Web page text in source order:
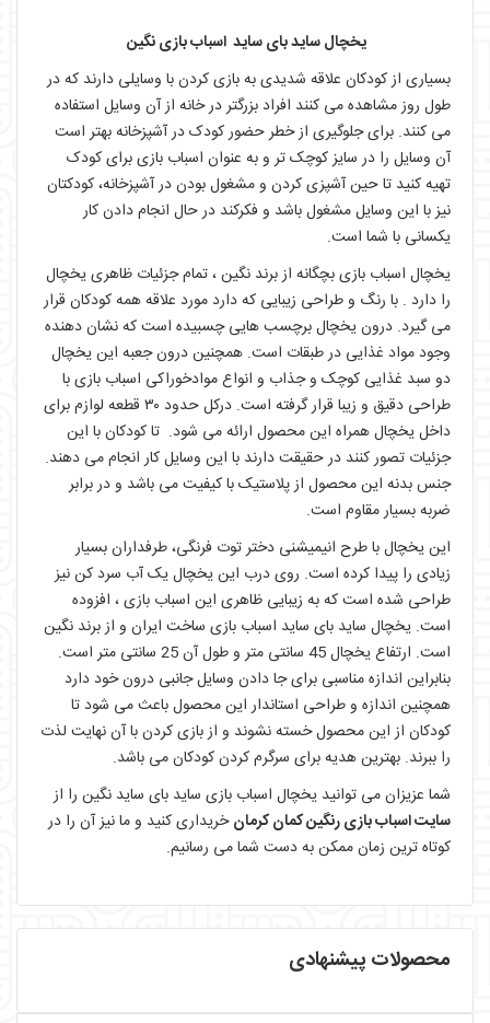
یخچال ساید بای ساید اسباب بازی نگین
بسیاری از کودکان علاقه شدیدی به بازی کردن با وسایلی دارند که در
طول روز مشاهده می کنند افراد بزرگتر در خانه از آن وسایل استفاده
می کنند. برای جلوگیری از خطر حضور کودک در آشپزخانه بهتر است
آن وسایل را در سایز کوچک تر و به عنوان اسباب بازی برای کودک
تهیه کنید تا حین آشپزی کردن و مشغول بودن در آشپزخانه، کودکتان
نیز با این وسایل مشغول باشد و فکرکند در حال انجام دادن کار
یکسانی با شما است.
یخچال اسباب بازی بچگانه از برند نگین ، تمام جزئیات ظاهری یخچال
را دارد . با رنگ و طراحی زیبایی که دارد مورد علاقه همه کودکان قرار
می گیرد. درون یخچال برچسب هایی چسبیده است که نشان دهنده
وجود مواد غذایی در طبقات است. همچنین درون جعبه این یخچال
دو سبد غذایی کوچک و جذاب و انواع موادخوراکی اسباب بازی با
طراحی دقیق و زیبا قرار گرفته است. درکل حدود ۳۰ قطعه لوازم برای
داخل یخچال همراه این محصول ارائه می شود. تا کودکان با این
جزئیات تصور کنند در حقیقت دارند با این وسایل کار انجام می دهند.
جنس بدنه این محصول از پلاستیک با کیفیت می باشد و در برابر
ضربه بسیار مقاوم است.
این یخچال با طرح انیمیشنی دختر توت فرنگی، طرفداران بسیار
زیادی را پیدا کرده است. روی درب این یخچال یک آب سرد کن نیز
طراحی شده است که به زیبایی ظاهری این اسباب بازی ، افزوده
است. یخچال ساید بای ساید اسباب بازی ساخت ایران و از برند نگین
است. ارتفاع یخچال 45 سانتی متر و طول آن 25 سانتی متر است.
بنابراین اندازه مناسبی برای جا دادن وسایل جانبی درون خود دارد
همچنین اندازه و طراحی استاندار این محصول باعث می شود تا
کودکان از این محصول خسته نشوند و از بازی کردن با آن نهایت لذت
را ببرند. بهترین هدیه برای سرگرم کردن کودکان می باشد.
شما عزیزان می توانید یخچال اسباب بازی ساید بای ساید نگین را از
سایت اسباب بازی رنگین کمان کرمانخریداری کنید و ما نیز آن را در
کوتاه ترین زمان ممکن به دست شما می رسانیم.
محصولات پیشنهادی